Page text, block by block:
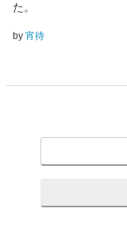
た。
by 宵待